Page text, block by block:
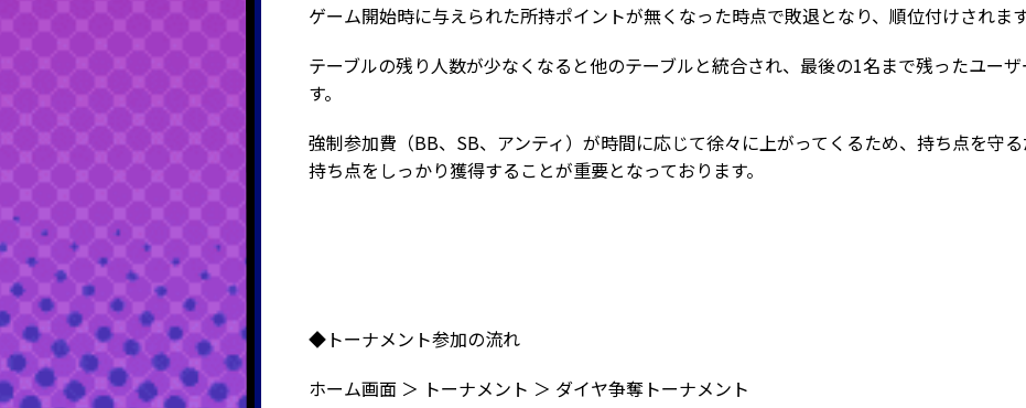
ゲーム開始時に与えられた所持ポイントが無くなった時点で敗退となり、順位付けされます
テーブルの残り人数が少なくなると他のテーブルと統合され、最後の1名まで残ったユー
す。
強制参加費（BB、SB、アンティ）が時間に応じて徐々に上がってくるため、持ち点を守
持ち点をしっかり獲得することが重要となっております。
◆トーナメント参加の流れ
ホーム画面 ＞ トーナメント ＞ ダイヤ争奪トーナメント